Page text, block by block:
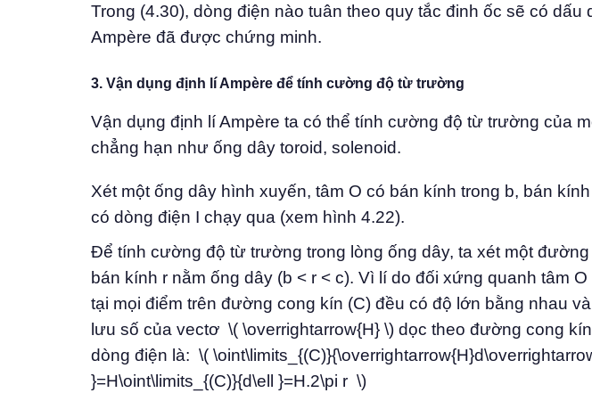
Trong (4.30), dòng điện nào tuân theo quy tắc đinh ốc sẽ có
Ampère đã được chứng minh.
3. Vận dụng định lí Ampère để tính cường độ từ trường
Vận dụng định lí Ampère ta có thể tính cường độ từ trường của
chẳng hạn như ống dây toroid, solenoid.
Xét một ống dây hình xuyến, tâm O có bán kính trong b, bán
có dòng điện I chạy qua (xem hình 4.22).
Để tính cường độ từ trường trong lòng ống dây, ta xét một
bán kính r nằm ống dây (b < r < c). Vì lí do đối xứng quanh tâm
tại mọi điểm trên đường cong kín (C) đều có độ lớn bằng nhau
lưu số của vectơ \( \overrightarrow{H} \) dọc theo đường cong
dòng điện là: \(
}=H\oint\limits_{(C)}{d\ell }=H.2\pi r \)